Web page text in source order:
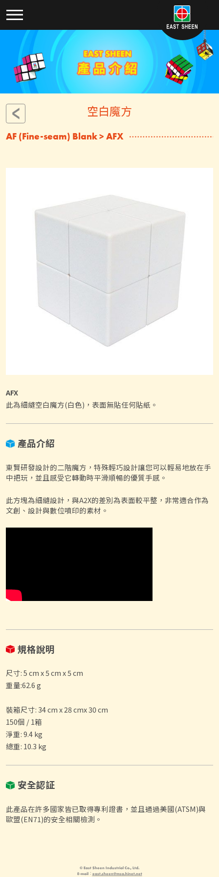
空白魔方
AF (Fine-seam) Blank > AFX
AFX
此為細縫空白魔方(白色)，表面無貼任何貼紙。
產品介紹
東賢研發設計的二階魔方，特殊輕巧設計讓您可以輕易地放在手
中把玩，並且感受它轉動時平滑順暢的優質手感。
此方塊為細縫設計，與A2X的差別為表面較平整，非常適合作為
文創、設計與數位噴印的素材。
規格說明
尺寸: 5 cm x 5 cm x 5 cm
重量:62.6 g
裝箱尺寸: 34 cm x 28 cmx 30 cm
150個 / 1箱
淨重: 9.4 kg
總重: 10.3 kg
安全認証
此產品在許多國家皆已取得專利證書，並且通過美國(ATSM)與
歐盟(EN71)的安全相關檢測。
© East Sheen Industrial Co., Ltd.
E-mail： east.sheen@msa.hinet.net